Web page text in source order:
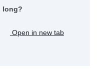
long?
Open in new tab